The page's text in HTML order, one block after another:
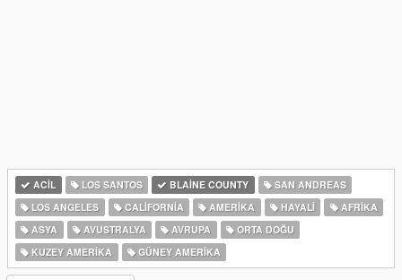
ACIL LOS SANTOS BLAINE COUNTY
SAN ANDREAS
LOS ANGELES
CALIFORNIA AMERIKA HAYALI
AFRIKA
ASYA
AVUSTRALYA AVRUPA
ORTA DOĞU
KUZEY AMERIKA
GÜNEY AMERIKA